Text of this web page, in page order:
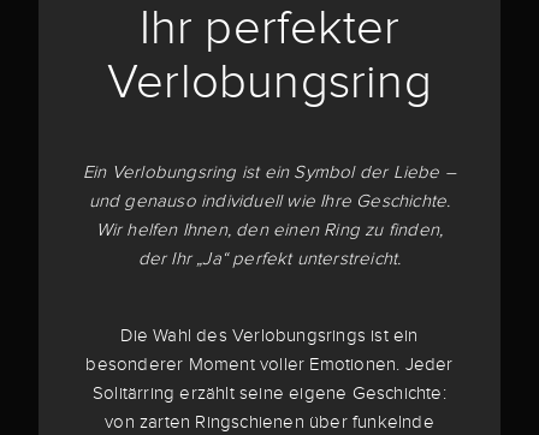
Ihr perfekter
Verlobungsring
Ein Verlobungsring ist ein Symbol der Liebe –
und genauso individuell wie Ihre Geschichte.
Wir helfen Ihnen, den einen Ring zu finden,
der Ihr „Ja“ perfekt unterstreicht.
Die Wahl des Verlobungsrings ist ein
besonderer Moment voller Emotionen. Jeder
Solitärring erzählt seine eigene Geschichte:
von zarten Ringschienen über funkelnde